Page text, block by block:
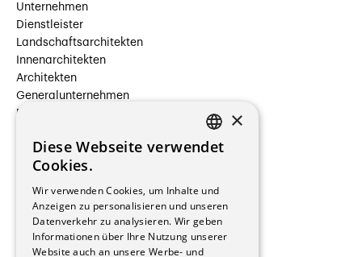
Unternehmen
Dienstleister
Landschaftsarchitekten
Innenarchitekten
Architekten
Generalunternehmen
Beauftragte Unternehmen
Hersteller/Lieferanten
Bauherrschaften
Immobilienverwaltungsgesellschaften
Stockwerkeigentum
Reportagen
Wohnungen
FRENCH
×
Diese Webseite verwendet
Cookies.
Wir verwenden Cookies, um Inhalte und
Anzeigen zu personalisieren und unseren
Datenverkehr zu analysieren. Wir geben
Informationen über Ihre Nutzung unserer
Website auch an unsere Werbe- und